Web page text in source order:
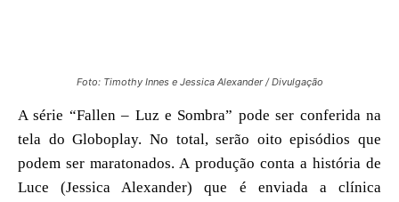
Foto: Timothy Innes e Jessica Alexander / Divulgação
A série “Fallen – Luz e Sombra” pode ser conferida na
tela do Globoplay. No total, serão oito episódios que
podem ser maratonados. A produção conta a história de
Luce (Jessica Alexander) que é enviada a clínica